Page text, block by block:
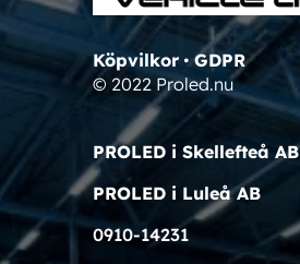
Köpvilkor•GDPR
© 2022 Proled.nu
PROLED i Skellefteå AB
PROLED i Luleå AB
0910-14231